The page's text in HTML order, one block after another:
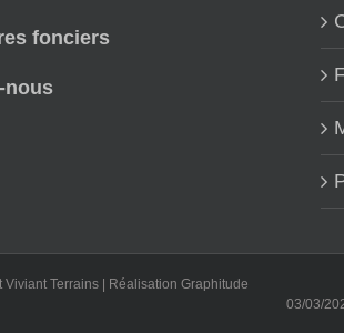
fonciers
nous
Viviant Terrains | Réalisation Graphitude
03/03/2022 :